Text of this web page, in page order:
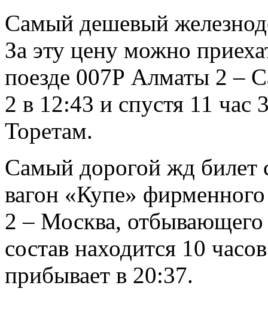
Самый дешевый
За эту цену можно
поезде 007Р Алматы 2 –
2 в 12:43 и спустя 11 час
Торетам.
Самый дорогой жд билет
вагон «Купе»
2 – Москва,
состав находится 10
прибывает в 20:37.